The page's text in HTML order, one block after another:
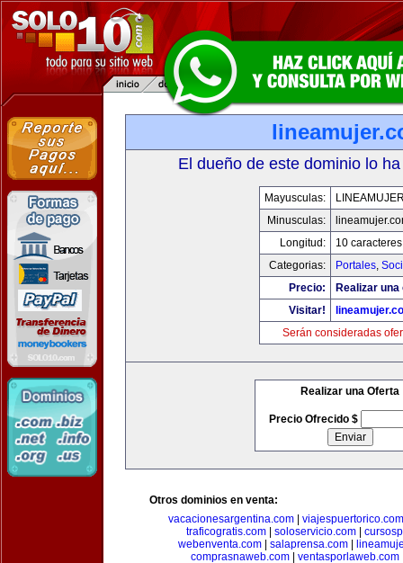
El dueño de este dominio lo
Mayusculas:
Minusculas:
Longitud:
10 caracteres
Categorias:
Portales,
Precio:
Realizar
Visitar!
Serán consideradas
Realizar una Oferta
Precio Ofrecido $
Otros dominios en venta:
vacacionesargentina.com
viajespuertorico.com
traficogratis.com| soloservicio.com|
webenventa.com
salaprensa.com
comprasnaweb.com
ventasporlaweb.com